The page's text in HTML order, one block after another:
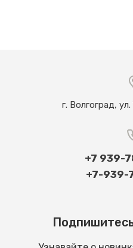
г. Волгоград,
+7 939-
+7-939-